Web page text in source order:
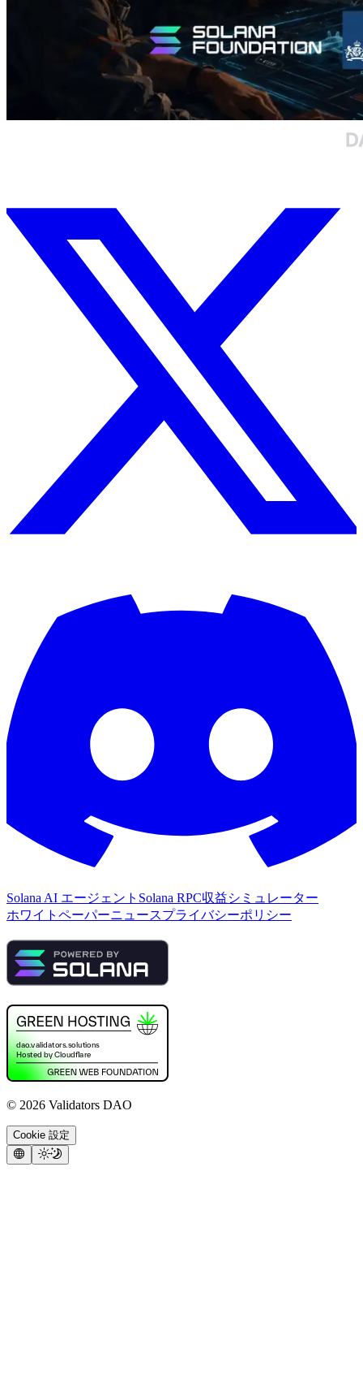
Solana AI エージェント Solana RPC収益シミュレーター
ホワイトペーパーニュースプライバシーポリシー
© 2026 Validators DAO
Cookie 設定